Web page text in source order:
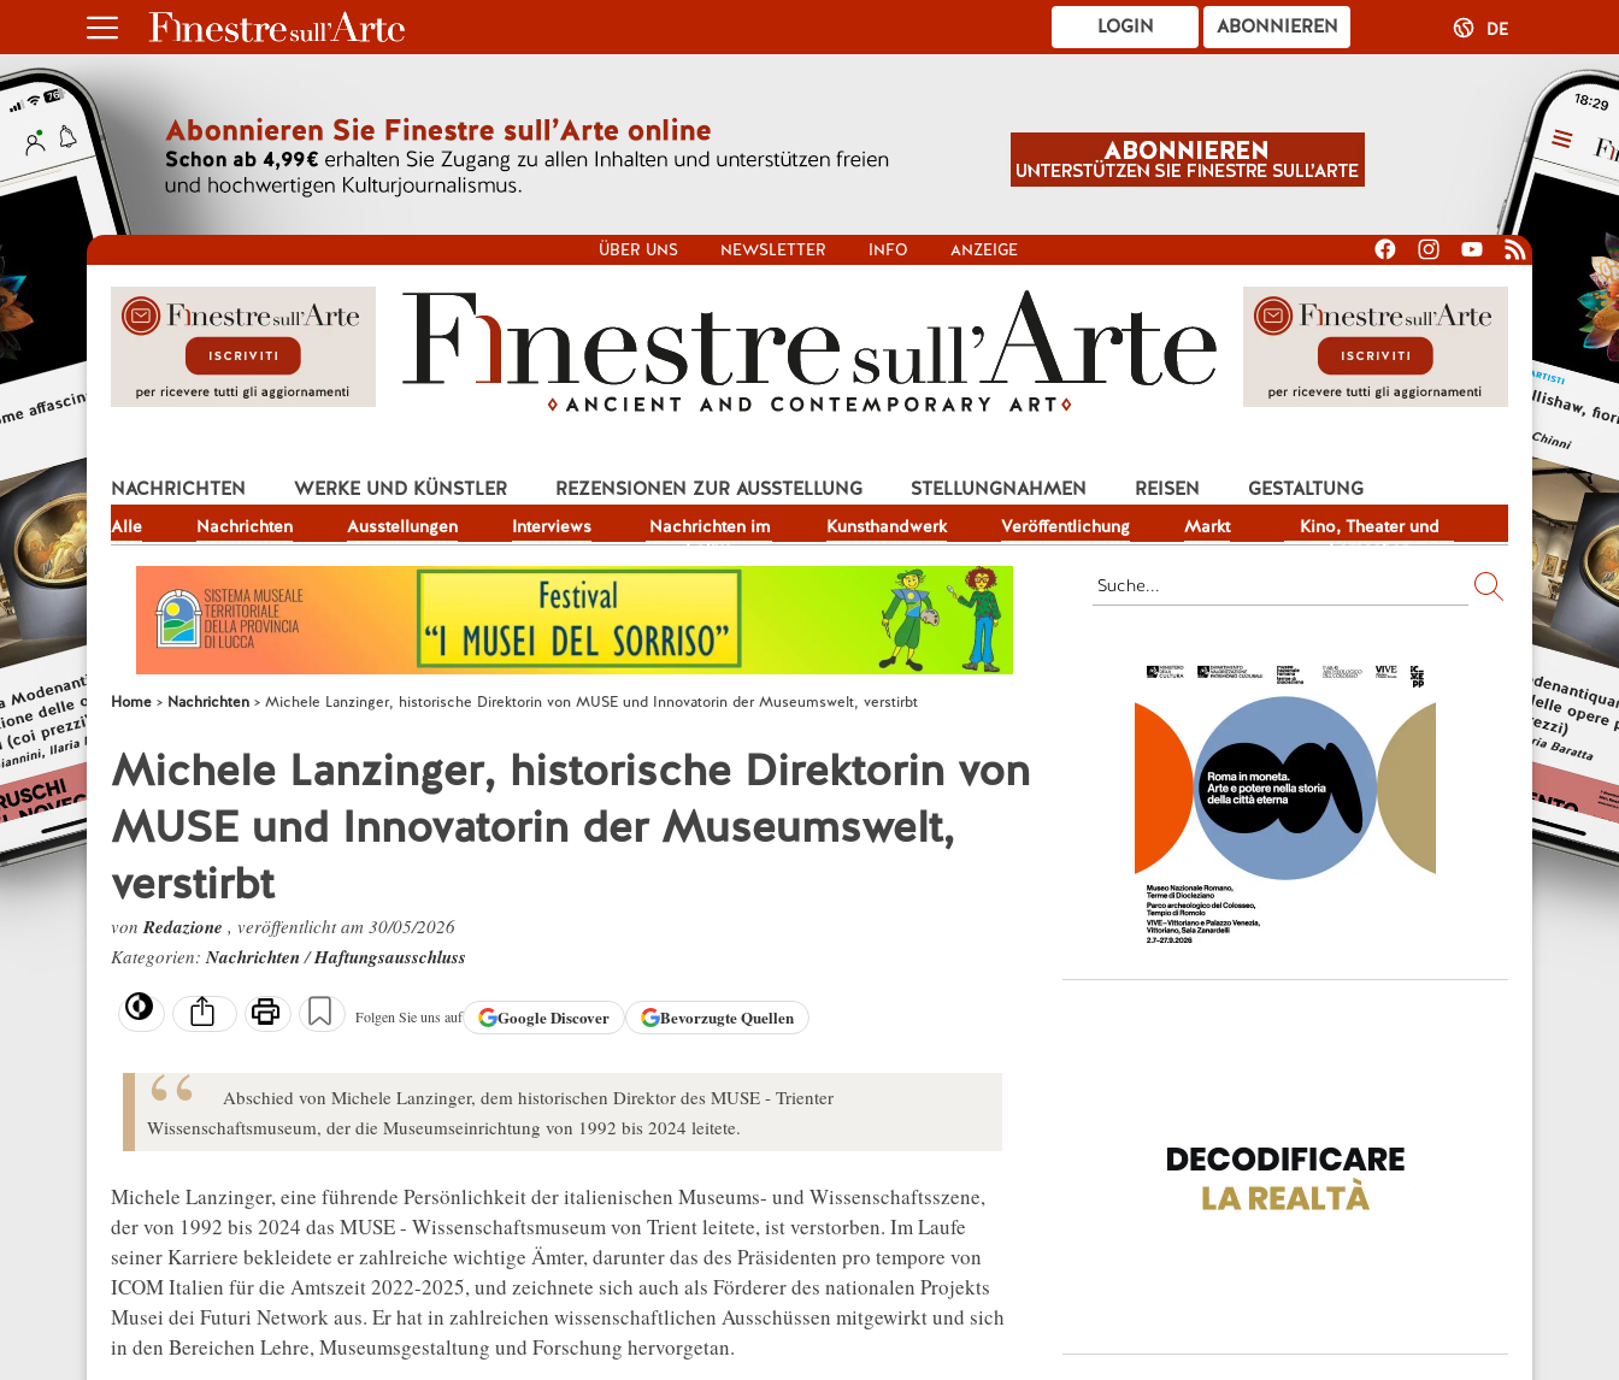
ABONNIEREN
LOGIN DE
ÜBER UNS NEWSLETTER INFO ANZEIGE
NACHRICHTEN
Alle Nachrichten Ausstellungen Interviews
Nachrichten im
Fokus
Kunsthandwerk Veröffentlichung Markt
Kino, Theater und
Fernsehen
WERKE UND KÜNSTLER REZENSIONEN ZUR AUSSTELLUNG STELLUNGNAHMEN REISEN
GESTALTUNG
JOB
Home Nachrichten Michele Lanzinger, historische Direktorin von MUSE und Innovatorin der Museumswelt, verstirbt
Michele Lanzinger, historische Direktorin von
MUSE und Innovatorin der Museumswelt,
verstirbt
vonRedazione , veröffentlicht am 30/05/2026
Kategorien:Nachrichten/Haftungsausschluss
Folgen Sie uns auf GoogleDiscover Bevorzugte Quellen
Abschied von Michele Lanzinger, dem historischen Direktor des MUSE - Trienter
Wissenschaftsmuseum, der die Museumseinrichtung von 1992 bis 2024 leitete.
Michele Lanzinger, eine führende Persönlichkeit der italienischen Museums- und Wissenschaftsszene,
der von 1992 bis 2024 das MUSE - Wissenschaftsmuseum von Trient leitete, ist verstorben. Im Laufe
seiner Karriere bekleidete er zahlreiche wichtige Ämter, darunter das des Präsidenten pro tempore von
ICOM Italien für die Amtszeit 2022-2025, und zeichnete sich auch als Förderer des nationalen Projekts
Musei dei Futuri Network aus. Er hat in zahlreichen wissenschaftlichen Ausschüssen mitgewirkt und sich
in den Bereichen Lehre, Museumsgestaltung und Forschung hervorgetan.